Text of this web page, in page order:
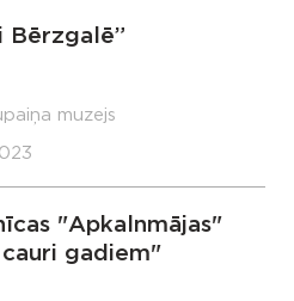
Bērzgalē”
muzejs
"Apkalnmājas"
gadiem"